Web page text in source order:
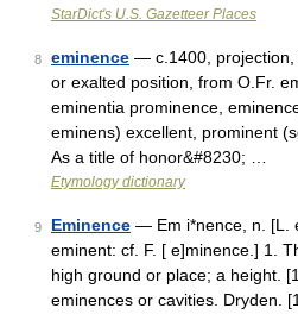
StarDict's U.S. Gazetteer Places
8 eminence — c.1400, projection,
or exalted position, from O.Fr.
eminentia prominence,
eminens) excellent, prominent
As a title of honor&#8230; …
Etymology dictionary
9 Eminence — Em i*nence, n. [L.
eminent: cf. F. [ e]minence.] 1.
high ground or place; a height.
eminences or cavities. Dryden.